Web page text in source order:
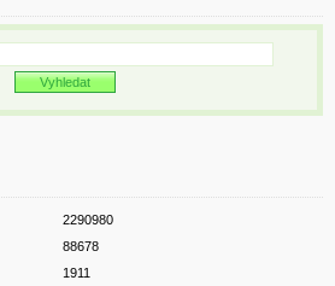
2290980
88678
1911